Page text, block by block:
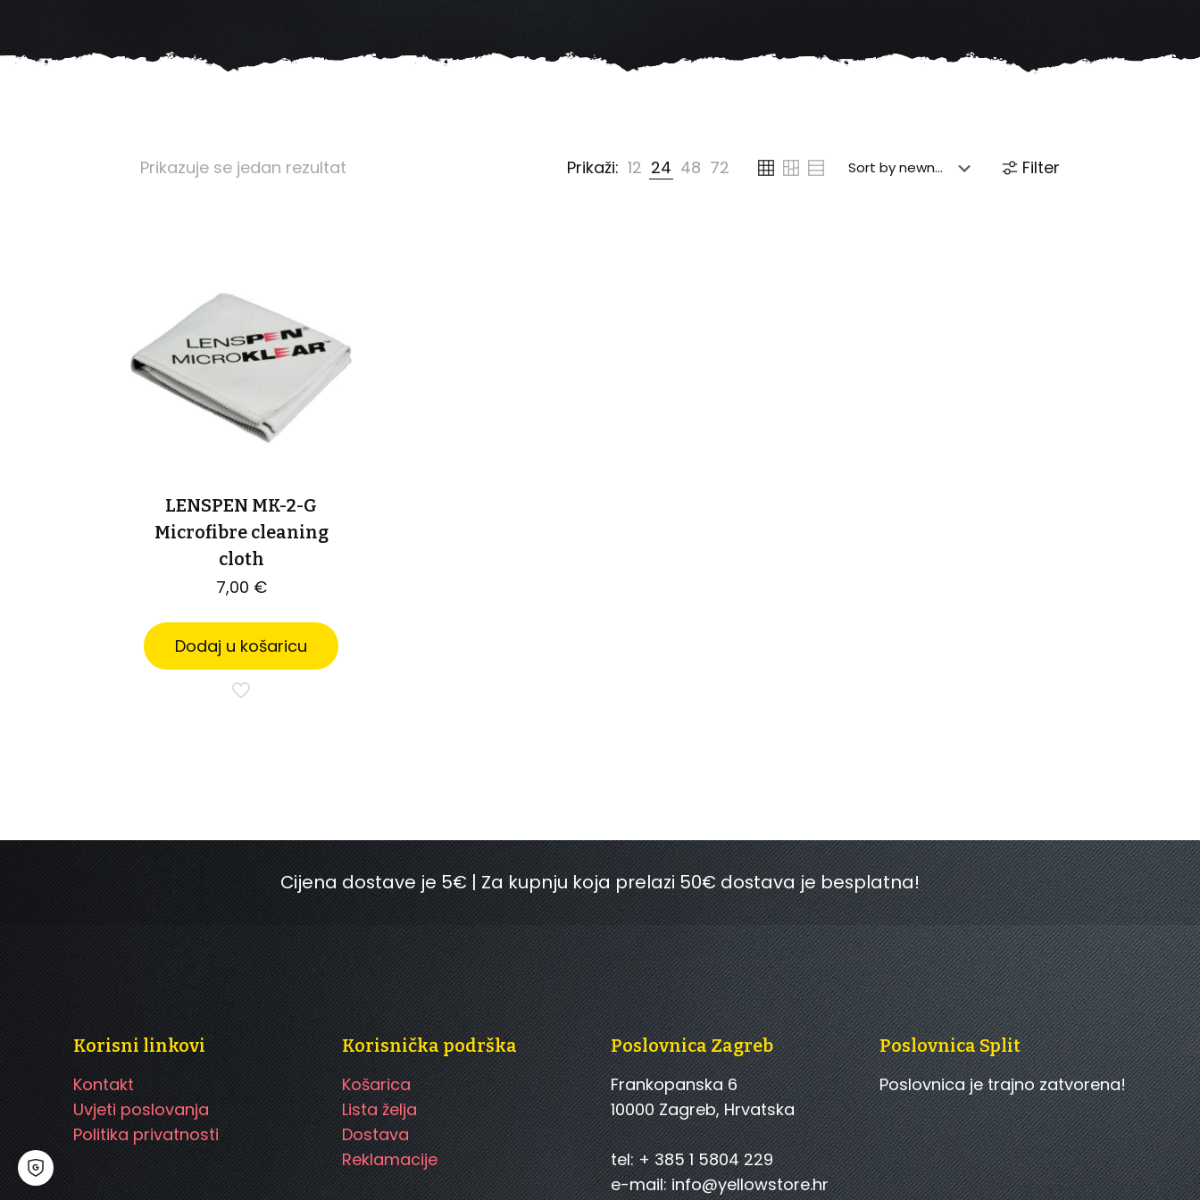
Prikazuje se jedan rezultat Prikaži: 12 24 48 72 Filter
LENSPEN MK-2-G
Microfibre cleaning
cloth
7,00 €
Dodaj u košaricu
Cijena dostave je 5€ | Za kupnju koja prelazi 50€ dostava je besplatna!
Korisni linkovi
Kontakt
Uvjeti poslovanja
Politika privatnosti
Korisnička podrška
Košarica
Lista želja
Dostava
Reklamacije
Poslovnica Zagreb
Frankopanska 6
10000 Zagreb, Hrvatska
tel: + 385 1 5804 229
e-mail: info@yellowstore.hr
Poslovnica Split
Poslovnica je trajno zatvorena!